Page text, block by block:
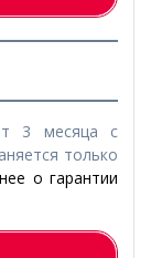
3 месяца с
только
о гарантии